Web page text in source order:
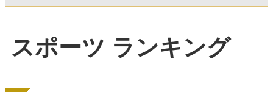
スポーツ ランキング